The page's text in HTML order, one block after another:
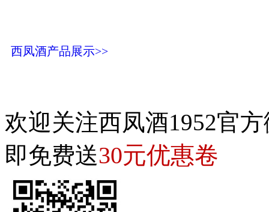
西凤酒产品展示>>
欢迎关注西凤酒1952官
即免费送30元优惠卷